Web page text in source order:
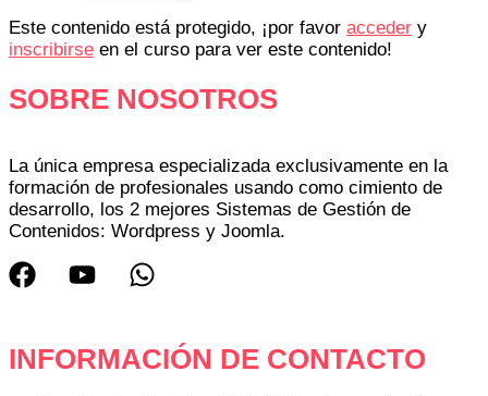
Este contenido está protegido, ¡por favor acceder y
inscribirse en el curso para ver este contenido!
SOBRE NOSOTROS
La única empresa especializada exclusivamente en la
formación de profesionales usando como cimiento de
desarrollo, los 2 mejores Sistemas de Gestión de
Contenidos: Wordpress y Joomla.
INFORMACIÓN DE CONTACTO